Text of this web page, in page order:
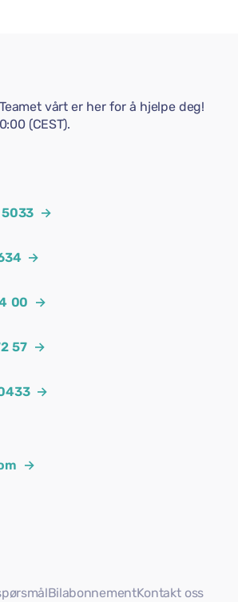
vårt er her for å hjelpe deg!
(CEST).
→
→
00 →
57 →
→
→
BilabonnementKontakt oss